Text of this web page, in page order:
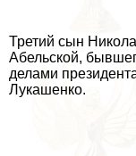
Третий сын
Абельской,
делами
Лукашенко.